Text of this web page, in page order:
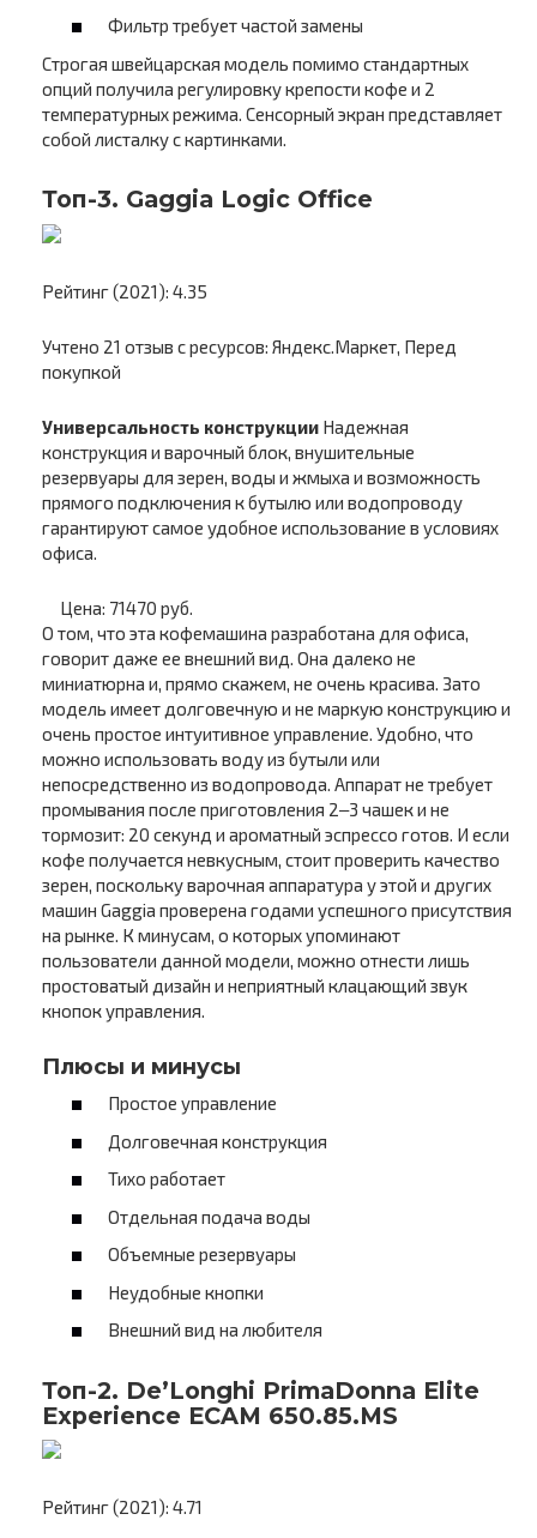
Фильтр требует частой замены
Строгая швейцарская модель помимо стандартных
опций получила регулировку крепости кофе и 2
температурных режима. Сенсорный экран представляет
собой листалку с картинками.
Топ-3. Gaggia Logic Office
Рейтинг (2021): 4.35
Учтено 21 отзыв с ресурсов: Яндекс.Маркет, Перед
покупкой
Универсальность конструкции Надежная
конструкция и варочный блок, внушительные
резервуары для зерен, воды и жмыха и возможность
прямого подключения к бутылю или водопроводу
гарантируют самое удобное использование в условиях
офиса.
Цена: 71470 руб.
О том, что эта кофемашина разработана для офиса,
говорит даже ее внешний вид. Она далеко не
миниатюрна и, прямо скажем, не очень красива. Зато
модель имеет долговечную и не маркую конструкцию и
очень простое интуитивное управление. Удобно, что
можно использовать воду из бутыли или
непосредственно из водопровода. Аппарат не требует
промывания после приготовления 2‒3 чашек и не
тормозит: 20 секунд и ароматный эспрессо готов. И если
кофе получается невкусным, стоит проверить качество
зерен, поскольку варочная аппаратура у этой и других
машин Gaggia проверена годами успешного присутствия
на рынке. К минусам, о которых упоминают
пользователи данной модели, можно отнести лишь
простоватый дизайн и неприятный клацающий звук
кнопок управления.
Плюсы и минусы
Простое управление
Долговечная конструкция
Тихо работает
Отдельная подача воды
Объемные резервуары
Неудобные кнопки
Внешний вид на любителя
Топ-2. De’Longhi PrimaDonna Elite
Experience ECAM 650.85.MS
Рейтинг (2021): 4.71